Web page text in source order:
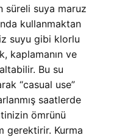
süreli suya maruz
kullanmaktan
suyu gibi klorlu
kaplamanın ve
Bu su
“casual use”
saatlerde
ömrünü
gerektirir. Kurma